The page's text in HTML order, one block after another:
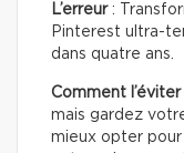
L’erreur:
Pinterest ultra-
dans quatre ans.
Comment l’éviter
mais gardez
mieux opter